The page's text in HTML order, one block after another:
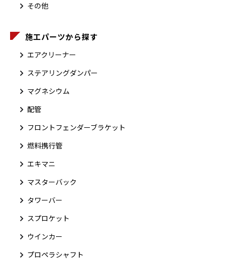
その他
施工パーツから探す
エアクリーナー
ステアリングダンパー
マグネシウム
配管
フロントフェンダーブラケット
燃料携行管
エキマニ
マスターバック
タワーバー
スプロケット
ウインカー
プロペラシャフト